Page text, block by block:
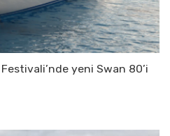
yeni Swan 80’i